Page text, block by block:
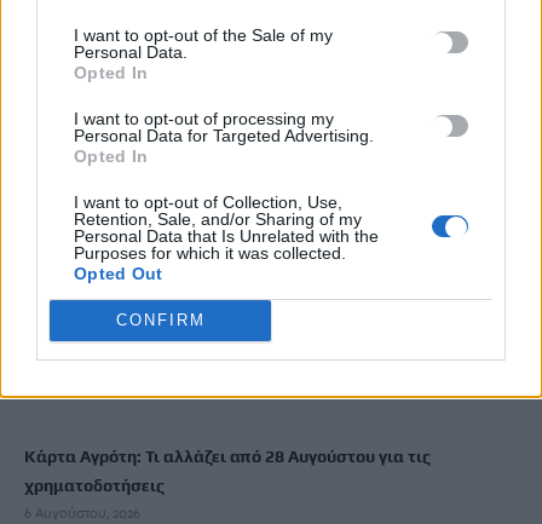
I want to opt-out of the Sale of my
Personal Data.
Opted In
I want to opt-out of processing my
Personal Data for Targeted Advertising.
Opted In
I want to opt-out of Collection, Use,
Retention, Sale, and/or Sharing of my
Personal Data that Is Unrelated with the
Purposes for which it was collected.
Opted Out
CONFIRM
(Campana), η οποία φιλοξενεί εννέα αίθουσες…
Newsroom
ΡΟΗ ΕΙΔΗΣΕΩΝ
Νέα ταυτότητα: Πού πρέπει να ενημερώσετε τα στοιχεία σας
μετά την έκδοσή της
6 Αυγούστου, 2026
Ιδρώτας και διατροφή το καλοκαίρι: Ποιες τροφές προκαλούν
κακοσμία
Κάρτα Αγρότη: Τι αλλάζει από 28 Αυγούστου για τις
χρηματοδοτήσεις
6 Αυγούστου, 2026